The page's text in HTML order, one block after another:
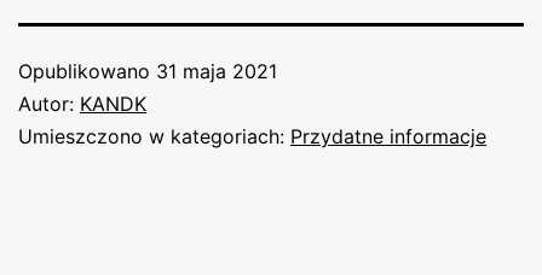
Opublikowano 31 maja 2021
Autor: KANDK
Umieszczono w kategoriach: Przydatne informacje